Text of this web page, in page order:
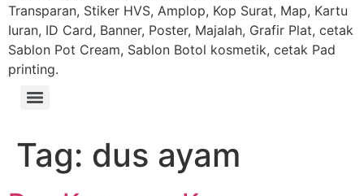
Transparan, Stiker HVS, Amplop, Kop Surat, Map, Kartu
Iuran, ID Card, Banner, Poster, Majalah, Grafir Plat, cetak
Sablon Pot Cream, Sablon Botol kosmetik, cetak Pad
printing.
Tag: dus ayam